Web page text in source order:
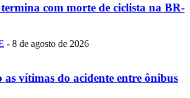
com morte de ciclista na BR-
- 8 de agosto de 2026
as vítimas do acidente entre ônibus